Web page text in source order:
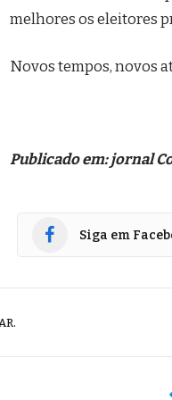
melhores os eleitores
Novos tempos, novos
Publicado em: jornal
Siga em